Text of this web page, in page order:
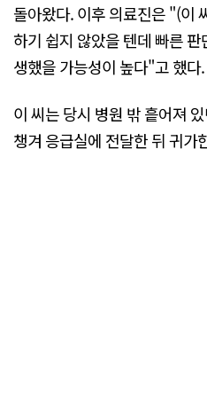
돌아왔다. 이후 의료진은 "(이
하기 쉽지 않았을 텐데 빠른
생했을 가능성이 높다"고 했다.
이 씨는 당시 병원 밖 흩어져
챙겨 응급실에 전달한 뒤 귀가